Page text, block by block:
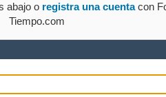
abajo o registra una cuentacon
Tiempo.com